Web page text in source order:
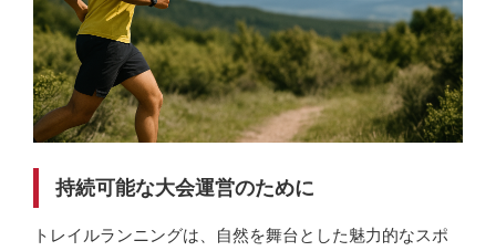
持続可能な大会運営のために
トレイルランニングは、自然を舞台とした魅力的なスポ